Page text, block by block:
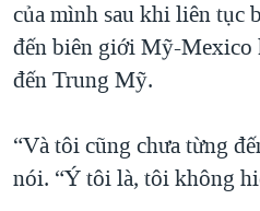
của mình sau khi liên tục
đến biên giới Mỹ-Mexico
đến Trung Mỹ.
“Và tôi cũng chưa từng
nói. “Ý tôi là, tôi không